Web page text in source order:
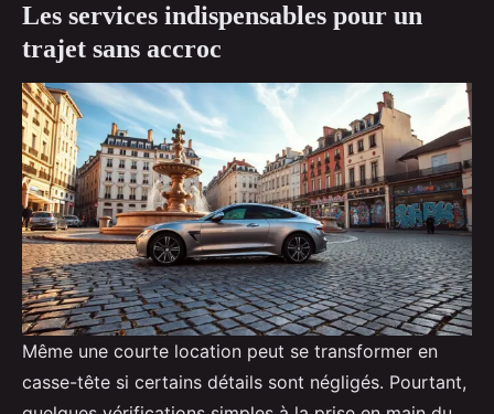
Les services indispensables pour un
trajet sans accroc
Même une courte location peut se transformer en
casse-tête si certains détails sont négligés. Pourtant,